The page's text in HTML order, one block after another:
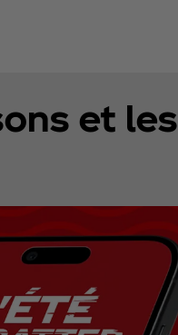
et les